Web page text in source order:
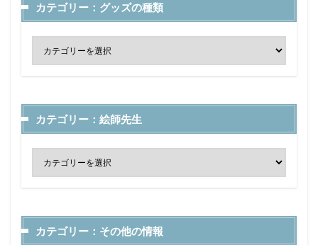
カテゴリー：グッズの種類
カテゴリー：絵師先生
カテゴリー：その他の情報